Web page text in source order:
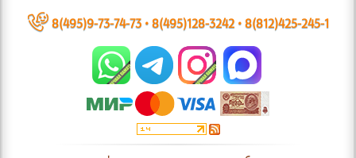
~ 8(495)9-73-74-73•8(495)128-3242•8(812)425-245-1